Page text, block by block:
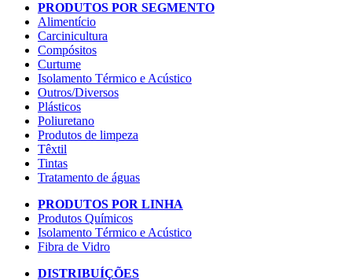
PRODUTOS POR SEGMENTO
Alimentício
Carcinicultura
Compósitos
Curtume
Isolamento Térmico e Acústico
Outros/Diversos
Plásticos
Poliuretano
Produtos de limpeza
Têxtil
Tintas
Tratamento de águas
PRODUTOS POR LINHA
Produtos Químicos
Isolamento Térmico e Acústico
Fibra de Vidro
DISTRIBUÍÇÕES